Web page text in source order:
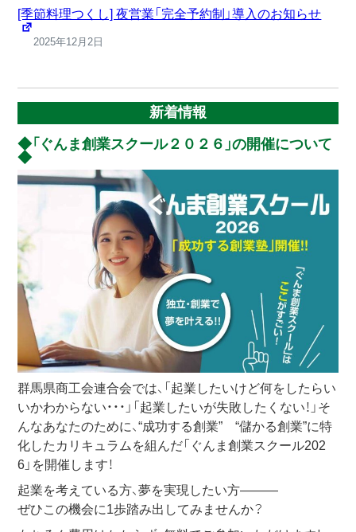
[季節料理つくし] 夜営業「完全予約制」導入のお知らせ
2025年12月2日
新着情報
「ぐんま創業スクール２０２６」の開催について
群馬県商工会連合会では、「起業したいけど何をしたらい
いかわからない・・・」「起業したいが失敗したくない！」そ
んなあなたのために、“成功する創業” “儲かる創業”に特
化したカリキュラムを組んだ「ぐんま創業スクール202
6」を開催します！
起業を考えている方、夢を実現したい方―――
ぜひこの機会に1歩踏み出してみませんか？